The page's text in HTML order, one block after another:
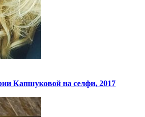
Капшуковой на селфи, 2017